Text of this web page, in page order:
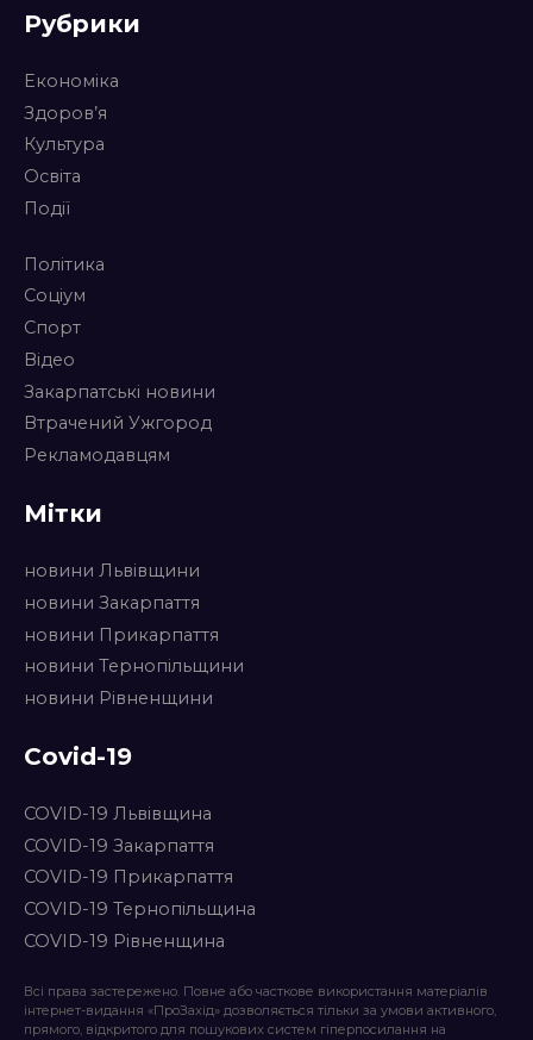
Рубрики
Економіка
Здоров’я
Культура
Освіта
Події
Політика
Соціум
Спорт
Відео
Закарпатські новини
Втрачений Ужгород
Рекламодавцям
Мітки
новини Львівщини
новини Закарпаття
новини Прикарпаття
новини Тернопільщини
новини Рівненщини
Covid-19
COVID-19 Львівщина
COVID-19 Закарпаття
COVID-19 Прикарпаття
COVID-19 Тернопільщина
COVID-19 Рівненщина
Всі права застережено. Повне або часткове використання матеріалів
інтернет-видання «ПроЗахід» дозволяється тільки за умови активного,
прямого, відкритого для пошукових систем гіперпосилання на